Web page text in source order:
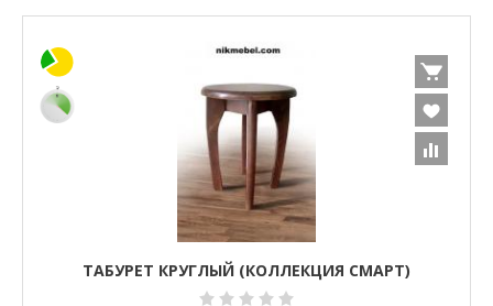
ТАБУРЕТ КРУГЛЫЙ (КОЛЛЕКЦИЯ СМАРТ)